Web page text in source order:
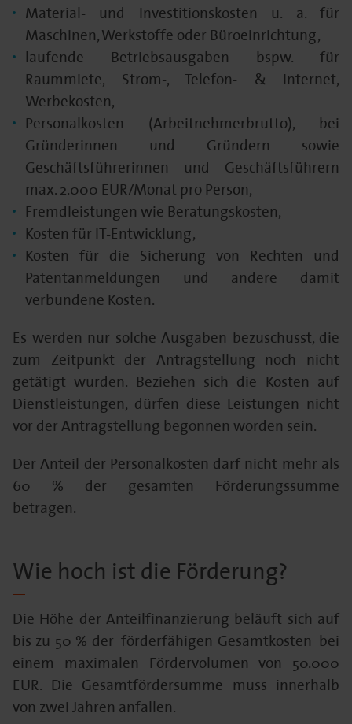
Material- und Investitionskosten u. a. für
Maschinen, Werkstoffe oder Büroeinrichtung,
laufende Betriebsausgaben bspw. für
Raummiete, Strom-, Telefon- & Internet,
Werbekosten,
Personalkosten (Arbeitnehmerbrutto), bei
Gründerinnen und Gründern sowie
Geschäftsführerinnen und Geschäftsführern
max. 2.000 EUR/Monat pro Person,
Fremdleistungen wie Beratungskosten,
Kosten für IT-Entwicklung,
Kosten für die Sicherung von Rechten und
Patentanmeldungen und andere damit
verbundene Kosten.
Es werden nur solche Ausgaben bezuschusst, die
zum Zeitpunkt der Antragstellung noch nicht
getätigt wurden. Beziehen sich die Kosten auf
Dienstleistungen, dürfen diese Leistungen nicht
vor der Antragstellung begonnen worden sein.
Der Anteil der Personalkosten darf nicht mehr als
60 % der gesamten Förderungssumme
betragen.
Wie hoch ist die Förderung?
Die Höhe der Anteilfinanzierung beläuft sich auf
bis zu 50 % der förderfähigen Gesamtkosten bei
einem maximalen Fördervolumen von 50.000
EUR. Die Gesamtfördersumme muss innerhalb
von zwei Jahren anfallen.